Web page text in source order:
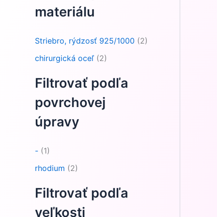
materiálu
Striebro, rýdzosť 925/1000 (2)
chirurgická oceľ (2)
Filtrovať podľa
povrchovej
úpravy
- (1)
rhodium (2)
Filtrovať podľa
veľkosti